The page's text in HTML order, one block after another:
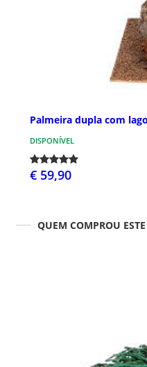
Palmeira dupla com
DISPONÍVEL
€ 59,90
QUEM COMPROU